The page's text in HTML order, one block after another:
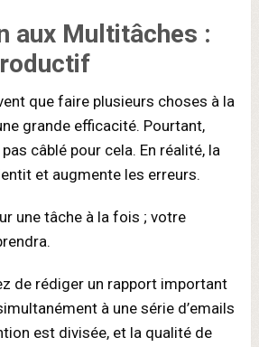
aux Multitâches :
que faire plusieurs choses à la
grande efficacité. Pourtant,
câblé pour cela. En réalité, la
et augmente les erreurs.
une tâche à la fois ; votre
de rédiger un rapport important
à une série d’emails
est divisée, et la qualité de